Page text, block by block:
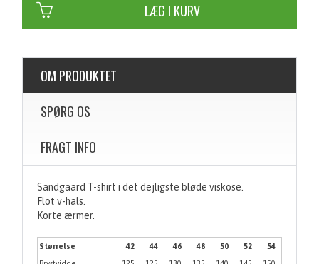
LÆG I KURV
OM PRODUKTET
SPØRG OS
FRAGT INFO
Sandgaard T-shirt i det dejligste bløde viskose.
Flot v-hals.
Korte ærmer.
Størrelse 42 44 46 48 50 52
54